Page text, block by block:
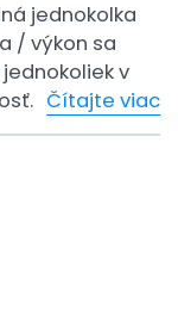
jednokolka
/ výkon sa
v
Čítajte viac